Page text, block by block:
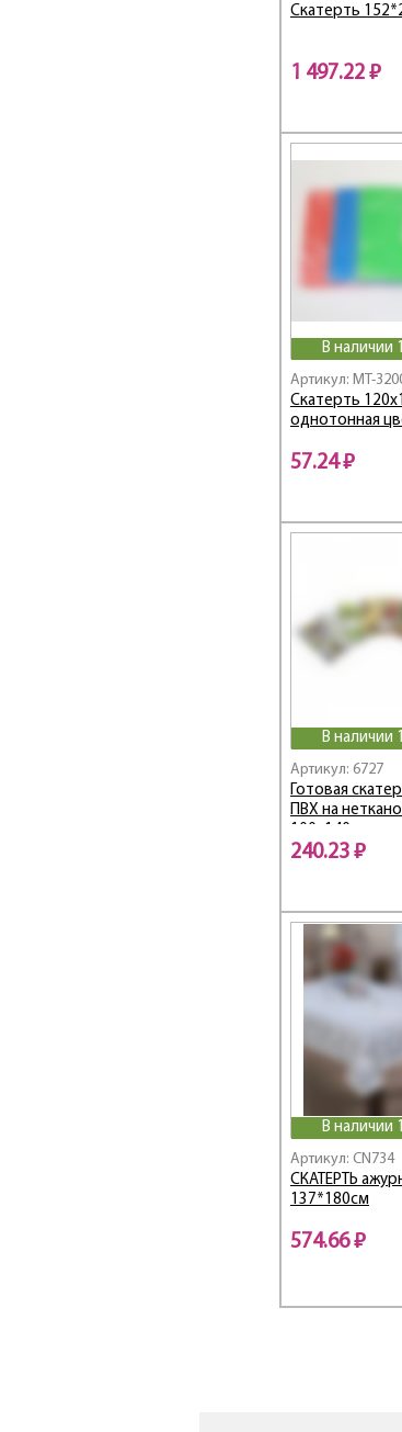
Скатерть
1 497.22 ₽
В наличии
Артикул: MT-
Скатерть
однотонная
57.24 ₽
В наличии
Артикул: 6727
Готовая
ПВХ на
240.23 ₽
В наличии
Артикул: CN734
СКАТЕРТЬ
137*180см
574.66 ₽